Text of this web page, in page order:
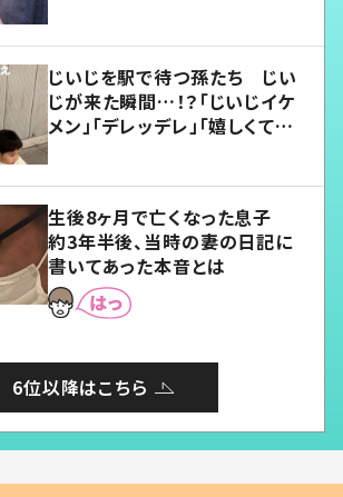
じいじを駅で待つ孫たち じい
じが来た瞬間…！？「じいじイケ
メン」「デレッデレ」「嬉しくて可
生後8ヶ月で亡くなった息子
約3年半後、当時の妻の日記に
書いてあった本音とは
6位以降はこちら